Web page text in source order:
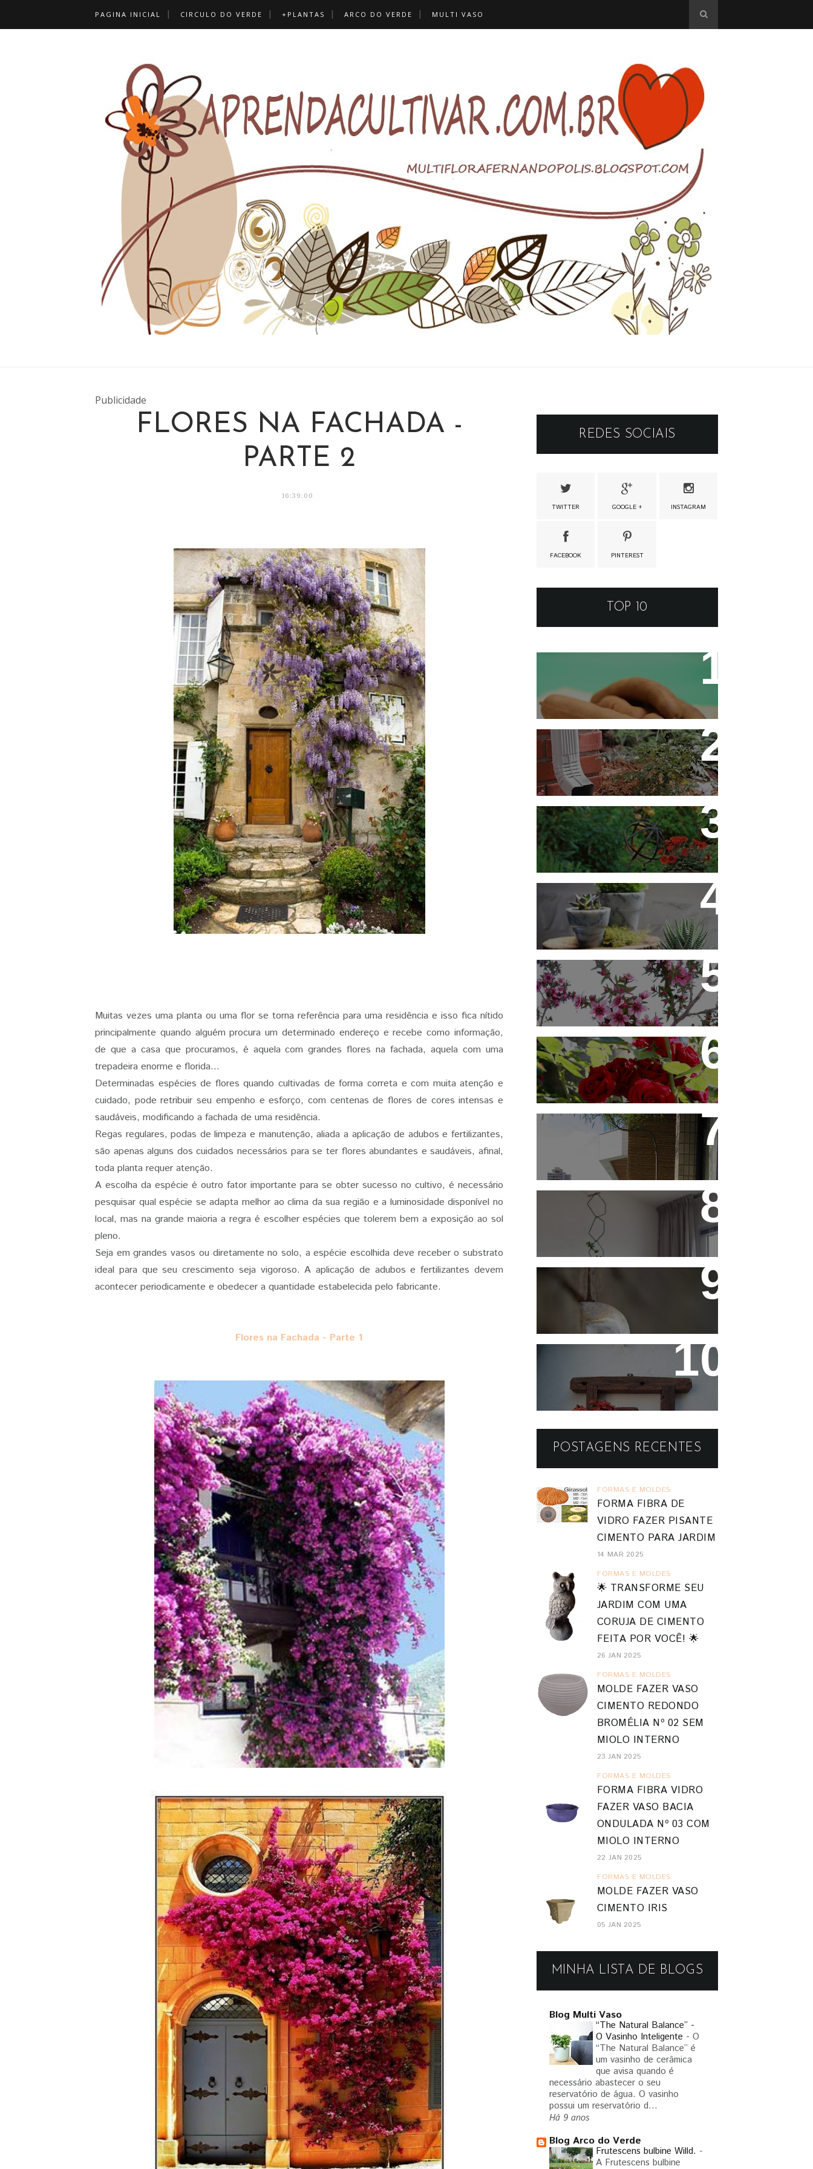
PAGINA INICIAL CIRCULO DO VERDE +PLANTAS ARCO DO VERDE MULTI VASO
Publicidade
FLORES NA FACHADA -
PARTE 2
16:39:00
Muitas vezes uma planta ou uma flor se torna referência para uma residência e isso fica nítido
principalmente quando alguém procura um determinado endereço e recebe como informação,
de que a casa que procuramos, é aquela com grandes flores na fachada, aquela com uma
trepadeira enorme e florida...
Determinadas espécies de flores quando cultivadas de forma correta e com muita atenção e
cuidado, pode retribuir seu empenho e esforço, com centenas de flores de cores intensas e
saudáveis, modificando a fachada de uma residência.
Regas regulares, podas de limpeza e manutenção, aliada a aplicação de adubos e fertilizantes,
são apenas alguns dos cuidados necessários para se ter flores abundantes e saudáveis, afinal,
toda planta requer atenção.
A escolha da espécie é outro fator importante para se obter sucesso no cultivo, é necessário
pesquisar qual espécie se adapta melhor ao clima da sua região e a luminosidade disponível no
local, mas na grande maioria a regra é escolher espécies que tolerem bem a exposição ao sol
pleno.
Seja em grandes vasos ou diretamente no solo, a espécie escolhida deve receber o substrato
ideal para que seu crescimento seja vigoroso. A aplicação de adubos e fertilizantes devem
acontecer periodicamente e obedecer a quantidade estabelecida pelo fabricante.
Flores na Fachada - Parte 1
REDES SOCIAIS
TWITTER GOOGLE + INSTAGRAM
FACEBOOK PINTEREST
TOP 10
Qual o Correto?
Decoração - Folhas [Faça
Você Mesmo]
Flores em Meu Jardim o Ano
Todo
10 Novos Vasinhos na
Decoração - Parte 1
Érica Japonesa - Aprenda a
Cultivar
Você Sabe Tudo Sobre
Rosas?
Saiba Tudo Sobre Jardins de
Treliças, Ganchos e Suportes
- Parte 1
Fotos de Domingo - As
Melhores da Semana
Reaproveitando a Madeira -
Painéis e Vasos de Parede
POSTAGENS RECENTES
FORMAS E MOLDES
FORMA FIBRA DE
VIDRO FAZER PISANTE
CIMENTO PARA JARDIM
14 MAR 2025
FORMAS E MOLDES
🌟 TRANSFORME SEU
JARDIM COM UMA
CORUJA DE CIMENTO
FEITA POR VOCÊ! 🌟
26 JAN 2025
FORMAS E MOLDES
MOLDE FAZER VASO
CIMENTO REDONDO
BROMÉLIA Nº 02 SEM
MIOLO INTERNO
23 JAN 2025
FORMAS E MOLDES
FORMA FIBRA VIDRO
FAZER VASO BACIA
ONDULADA Nº 03 COM
MIOLO INTERNO
22 JAN 2025
FORMAS E MOLDES
MOLDE FAZER VASO
CIMENTO IRIS
05 JAN 2025
MINHA LISTA DE BLOGS
Blog Multi Vaso
“The Natural Balance” -
O Vasinho Inteligente - O
“The Natural Balance” é
um vasinho de cerâmica
que avisa quando é
necessário abastecer o seu
reservatório de água. O vasinho
possui um reservatório d...
Há 9 anos
Blog Arco do Verde
Frutescens bulbine Willd. -
A Frutescens bulbine